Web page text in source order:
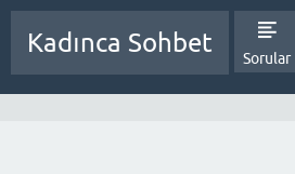
Kadınca Sohbet
Sorular